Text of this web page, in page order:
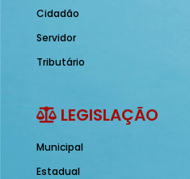
Cidadão
Servidor
Tributário
LEGISLAÇÃO
Municipal
Estadual